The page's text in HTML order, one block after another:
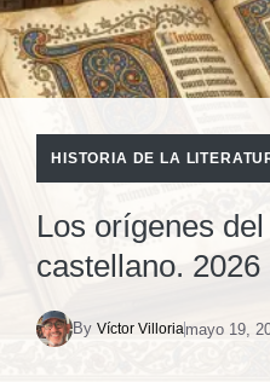
HISTORIA DE LA
Los orígenes
castellano. 2026
By Víctor Villoriamayo 19,